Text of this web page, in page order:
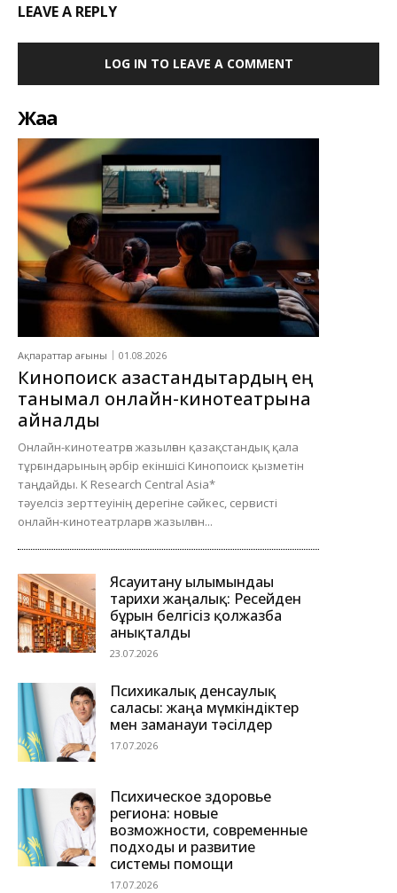
LEAVE A REPLY
LOG IN TO LEAVE A COMMENT
Жаңа
Ақпараттар ағыны 01.08.2026
Кинопоиск қазақстандықтардың ең
танымал онлайн-кинотеатрына
айналды
Онлайн-кинотеатрға жазылған қазақстандық қала
тұрғындарының әрбір екіншісі Кинопоиск қызметін
таңдайды. K Research Central Asia*
тәуелсіз зерттеуінің дерегіне сәйкес, сервисті
онлайн-кинотеатрларға жазылған...
Ясауитану ғылымындағы
тарихи жаңалық: Ресейден
бұрын белгісіз қолжазба
анықталды
23.07.2026
Психикалық денсаулық
саласы: жаңа мүмкіндіктер
мен заманауи тәсілдер
17.07.2026
Психическое здоровье
региона: новые
возможности, современные
подходы и развитие
системы помощи
17.07.2026